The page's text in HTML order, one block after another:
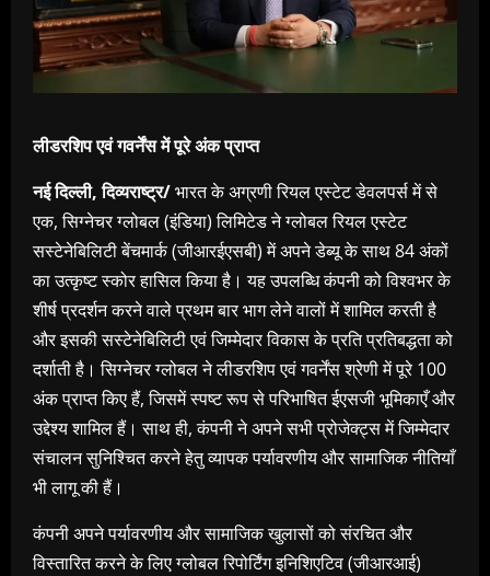
लीडरशिप एवं गवर्नेंस में पूरे अंक प्राप्त
नई दिल्ली, दिव्यराष्ट्र/भारत के अग्रणी रियल एस्टेट डेवलपर्स में से
एक, सिग्नेचर ग्लोबल (इंडिया) लिमिटेड ने ग्लोबल रियल एस्टेट
सस्टेनेबिलिटी बेंचमार्क (जीआरईएसबी) में अपने डेब्यू के साथ 84 अंकों
का उत्कृष्ट स्कोर हासिल किया है। यह उपलब्धि कंपनी को विश्वभर के
शीर्ष प्रदर्शन करने वाले प्रथम बार भाग लेने वालों में शामिल करती है
और इसकी सस्टेनेबिलिटी एवं जिम्मेदार विकास के प्रति प्रतिबद्धता को
दर्शाती है। सिग्नेचर ग्लोबल ने लीडरशिप एवं गवर्नेंस श्रेणी में पूरे 100
अंक प्राप्त किए हैं, जिसमें स्पष्ट रूप से परिभाषित ईएसजी भूमिकाएँ और
उद्देश्य शामिल हैं। साथ ही, कंपनी ने अपने सभी प्रोजेक्ट्स में जिम्मेदार
संचालन सुनिश्चित करने हेतु व्यापक पर्यावरणीय और सामाजिक नीतियाँ
भी लागू की हैं।
कंपनी अपने पर्यावरणीय और सामाजिक खुलासों को संरचित और
विस्तारित करने के लिए ग्लोबल रिपोर्टिंग इनिशिएटिव (जीआरआई)